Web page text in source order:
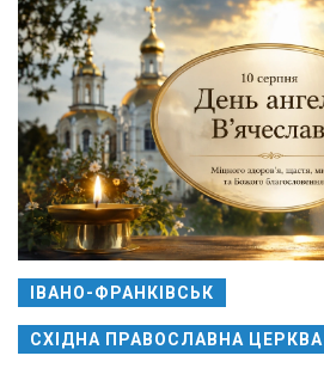
ІВАНО-ФРАНКІВСЬК
СХІДНА ПРАВОСЛАВНА ЦЕРКВА